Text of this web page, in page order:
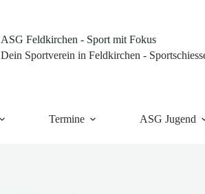
ASG Feldkirchen - Sport mit Fokus
Dein Sportverein in Feldkirchen -
Termine ASG Jugend